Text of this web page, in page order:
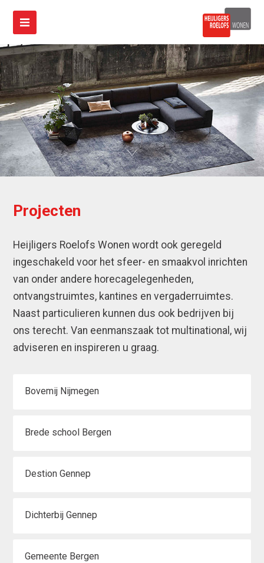
Projecten
Heijligers Roelofs Wonen wordt ook geregeld
ingeschakeld voor het sfeer- en smaakvol inrichten
van onder andere horecagelegenheden,
ontvangstruimtes, kantines en vergaderruimtes.
Naast particulieren kunnen dus ook bedrijven bij
ons terecht. Van eenmanszaak tot multinational, wij
adviseren en inspireren u graag.
Bovemij Nijmegen
Brede school Bergen
Destion Gennep
Dichterbij Gennep
Gemeente Bergen